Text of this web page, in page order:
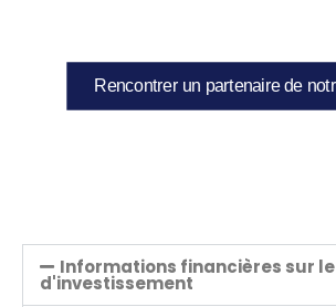
Rencontrer un partenaire de
Informations financières sur
d'investissement